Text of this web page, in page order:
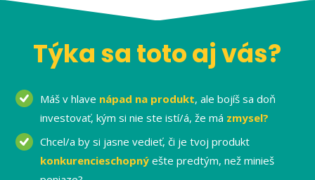
Týka sa toto aj vás?
Máš v hlave nápad na produkt, ale bojíš sa doň
investovať, kým si nie ste istí/á, že má zmysel?
Chcel/a by si jasne vedieť, či je tvoj produkt
konkurencieschopný ešte predtým, než minieš